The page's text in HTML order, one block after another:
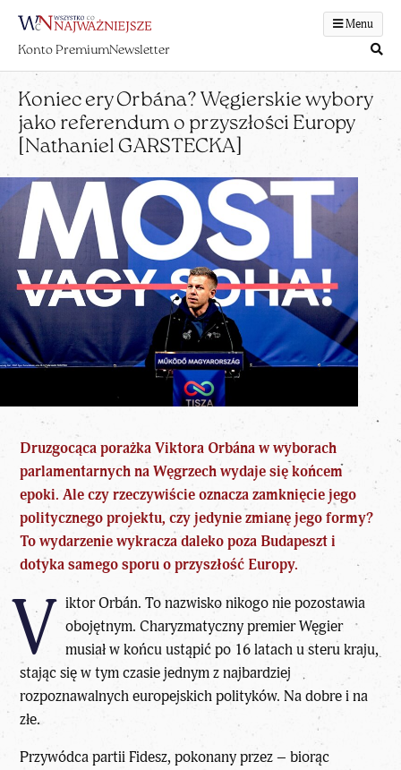
Menu
Konto PremiumNewsletter
Koniec ery Orbána? Węgierskie wybory
jako referendum o przyszłości Europy
[Nathaniel GARSTECKA]
Druzgocącaporażka Viktora Orbána w wyborach
parlamentarnych na Węgrzechwydaje się końcem
epoki. Ale czy rzeczywiście oznacza zamknięcie jego
politycznego projektu, czy jedynie zmianę jego formy?
To wydarzenie wykracza daleko poza Budapeszt i
dotyka samego sporu o przyszłość Europy.
V iktor Orbán. To nazwisko nikogo nie pozostawia
obojętnym. Charyzmatyczny premier Węgier
musiał w końcu ustąpić po 16 latach u steru kraju,
stając się w tym czasie jednym z najbardziej
rozpoznawalnych europejskich polityków. Na dobre i na
złe.
Przywódca partii Fidesz, pokonany przez – biorąc